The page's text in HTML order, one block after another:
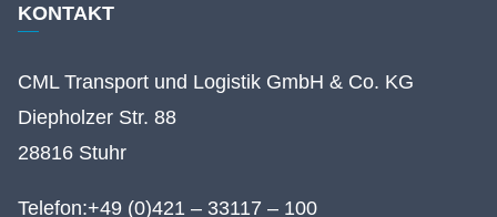
KONTAKT
CML Transport und Logistik GmbH & Co. KG
Diepholzer Str. 88
28816 Stuhr
Telefon:+49 (0)421 – 33117 – 100